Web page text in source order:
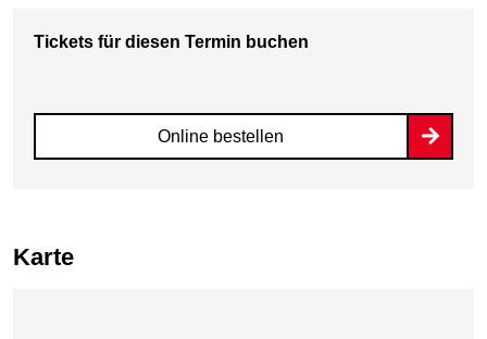
Tickets für diesen Termin buchen
Online bestellen
Karte